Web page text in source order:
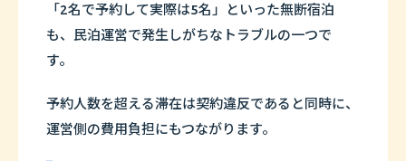
「2名で予約して実際は5名」といった無断宿泊
も、民泊運営で発生しがちなトラブルの一つで
す。
予約人数を超える滞在は契約違反であると同時に、
運営側の費用負担にもつながります。